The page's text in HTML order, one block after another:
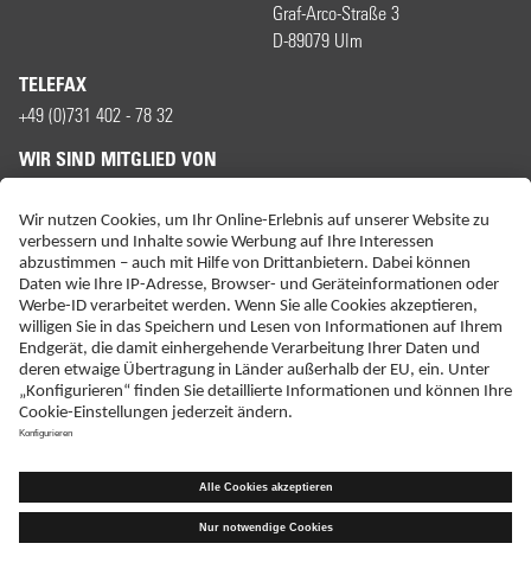
Graf-Arco-Straße 3
D-89079 Ulm
TELEFAX
+49 (0)731 402 - 78 32
WIR SIND MITGLIED VON
ERKLÄRUNG ZUR BARRIEREFREIHEIT
IMPRESSUM
KONTAKT
NEBENWIRKUNGSANZEIGEN
DATENSCHUTZ
HAFTUNGSAUSSCHLUSS